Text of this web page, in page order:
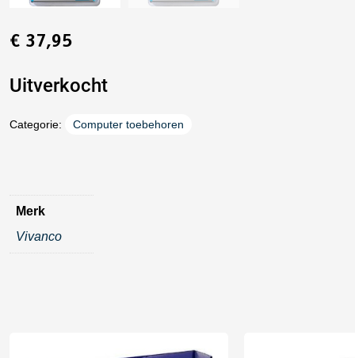
€ 37,95
Uitverkocht
Categorie: Computer toebehoren
Merk
Vivanco